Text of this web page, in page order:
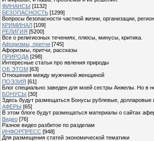
ФИНАНСЫ [1132]
БЕЗОПАСНОСТЬ [1299]
Вопросы безопасности частной жизни, организации,
КРИМИНАЛ [109]
РЕЛИГИЯ [5200]
Все о религиозных течениях, плюсы, минусы, критика.
Афоризмы, притчи [745]
Афоризмы, притчи, рассказы
ПРИРОДА [298]
Интересные статьи про явления природы
ОБ ЭТОМ [63]
Отношения между мужчиной женщиной
ПОЭЗИЯ [61]
Блог специально заведен для моей сестры Анжелы. Но в
БОНУСЫ [30]
Здесь будут размещаться Бонусы рублевые, долларовые
АФЕРЫ [65]
В этом блоге будут размещаться материалы о сайтах
Видео [76]
Разное видео разбитое по разделам
ИНФОРПРЕСС [948]
Для размещения статей экономической тематики